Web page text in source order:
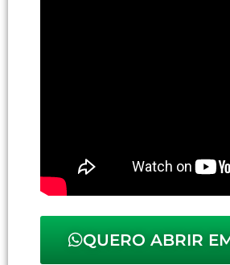
QUERO ABRIR